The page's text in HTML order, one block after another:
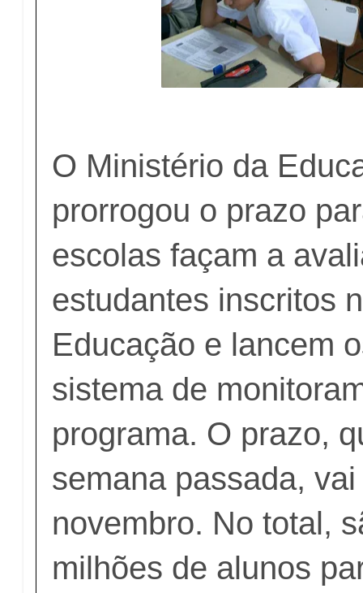
O Ministério da
prorrogou o prazo
escolas façam a
estudantes inscritos
Educação e lancem
sistema de
programa. O prazo,
semana passada,
novembro. No total,
milhões de alunos